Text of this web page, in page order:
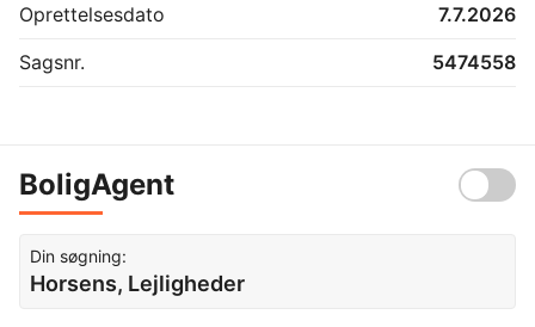
Oprettelsesdato
7.7.2026
Sagsnr.
5474558
BoligAgent
Din søgning:
Horsens, Lejligheder